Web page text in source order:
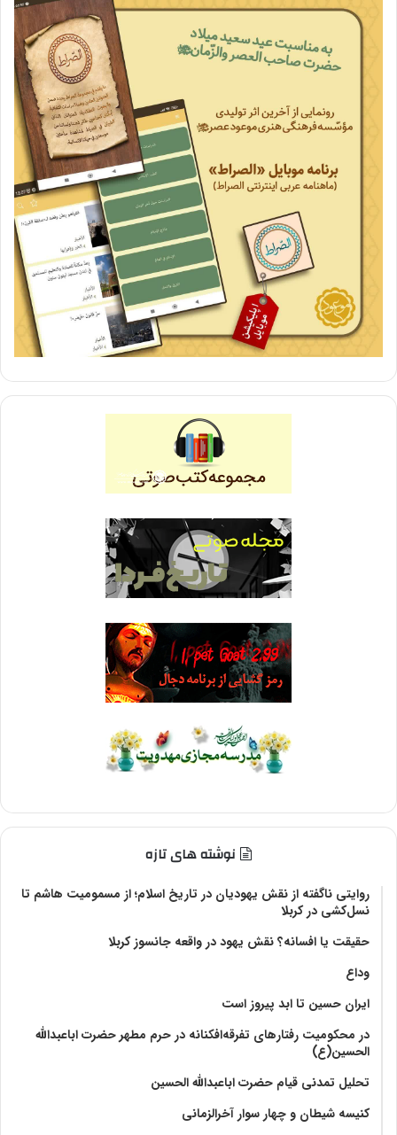
نوشته های تازه
روایتی ناگفته از نقش یهودیان در تاریخ اسلام؛ از مسمومیت هاشم تا
نسل‌کشی در کربلا
حقیقت یا افسانه؟‌ نقش یهود در واقعه جانسوز کربلا
وداع
ایران حسین تا ابد پیروز است
در محکومیت رفتارهای تفرقه‌افکنانه در حرم مطهر حضرت اباعبدالله
الحسین(ع)
تحلیل تمدنی قیام حضرت اباعبدالله الحسین
کنیسه شیطان و چهار سوار آخرالزمانی